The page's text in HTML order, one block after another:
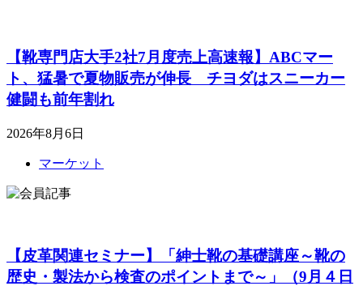
【靴専門店大手2社7月度売上高速報】ABCマー
ト、猛暑で夏物販売が伸長 チヨダはスニーカー
健闘も前年割れ
2026年8月6日
マーケット
【皮革関連セミナー】「紳士靴の基礎講座～靴の
歴史・製法から検査のポイントまで～」（9月４日